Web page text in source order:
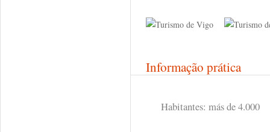
Informação prática
Habitantes: más de 4.000